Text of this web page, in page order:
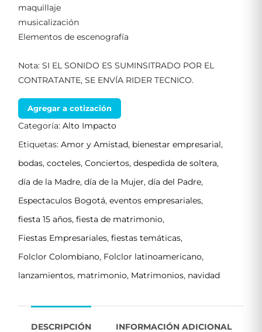
maquillaje
musicalización
Elementos de escenografía
Nota: SI EL SONIDO ES SUMINSITRADO POR EL
CONTRATANTE, SE ENVÍA RIDER TECNICO.
Agregar a cotización
Categoría: Alto Impacto
Etiquetas: Amor y Amistad, bienestar empresarial,
bodas, cocteles, Conciertos, despedida de soltera,
día de la Madre, día de la Mujer, día del Padre,
Espectaculos Bogotá, eventos empresariales,
fiesta 15 años, fiesta de matrimonio,
Fiestas Empresariales, fiestas temáticas,
Folclor Colombiano, Folclor latinoamericano,
lanzamientos, matrimonio, Matrimonios, navidad
DESCRIPCIÓN INFORMACIÓN ADICIONAL